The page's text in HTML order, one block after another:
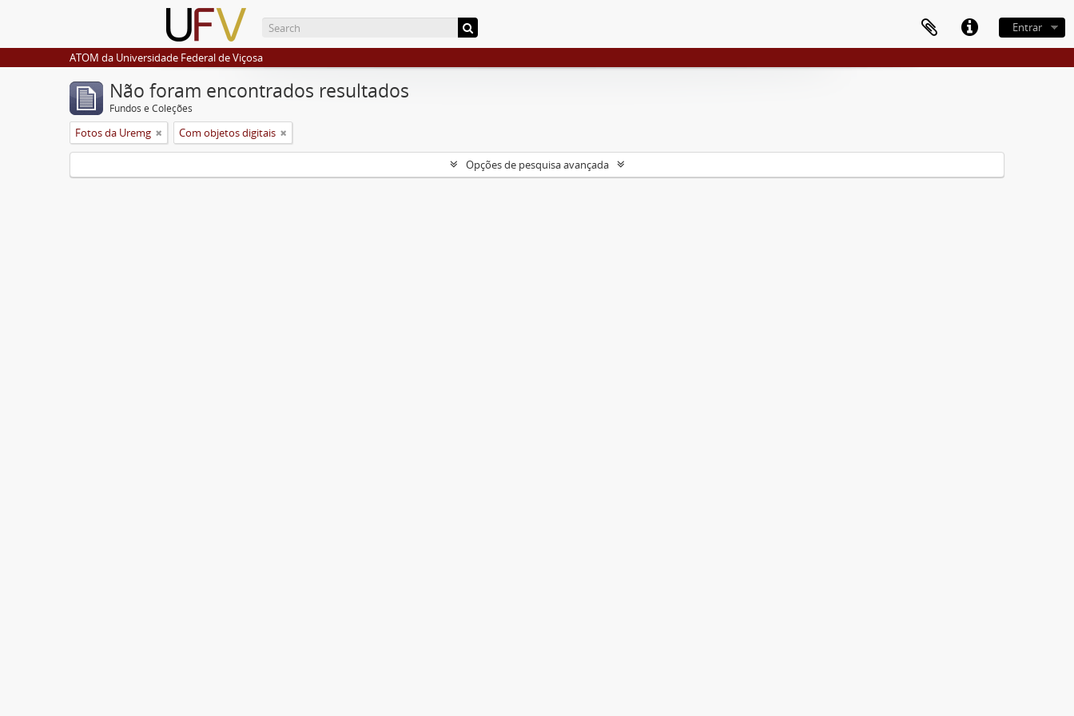
Entrar
ATOM da Universidade Federal de Viçosa
Não foram encontrados resultados
Fundos e Coleções
Fotos da Uremg Com objetos digitais
Opções de pesquisa avançada